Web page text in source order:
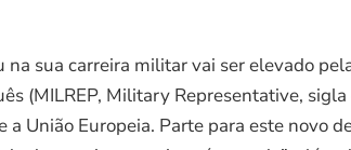
sua carreira militar vai ser elevado
(MILREP, Military Representative,
União Europeia. Parte para este novo